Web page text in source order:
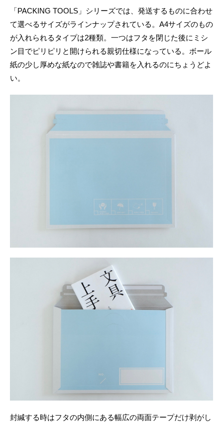
「PACKING TOOLS」シリーズでは、発送するものに合わせ
て選べるサイズがラインナップされている。A4サイズのもの
が入れられるタイプは2種類。一つはフタを閉じた後にミシ
ン目でピリピリと開けられる親切仕様になっている。ボール
紙の少し厚めな紙なので雑誌や書籍を入れるのにちょうどよ
い。
封緘する時はフタの内側にある幅広の両面テープだけ剥がし